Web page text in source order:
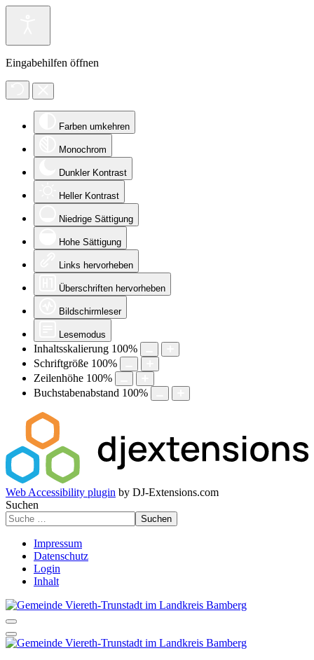
Eingabehilfen öffnen
Farben umkehren
Monochrom
Dunkler Kontrast
Heller Kontrast
Niedrige Sättigung
Hohe Sättigung
Links hervorheben
Überschriften hervorheben
Bildschirmleser
Lesemodus
Inhaltsskalierung 100%
Schriftgröße 100%
Zeilenhöhe 100%
Buchstabenabstand 100%
Web Accessibility plugin by DJ-Extensions.com
Suchen
Suchen
Impressum
Datenschutz
Login
Inhalt